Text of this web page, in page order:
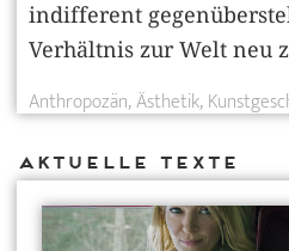
indifferent
Verhältnis zur Welt neu
Anthropozän Ästhetik
Aktuelle Texte